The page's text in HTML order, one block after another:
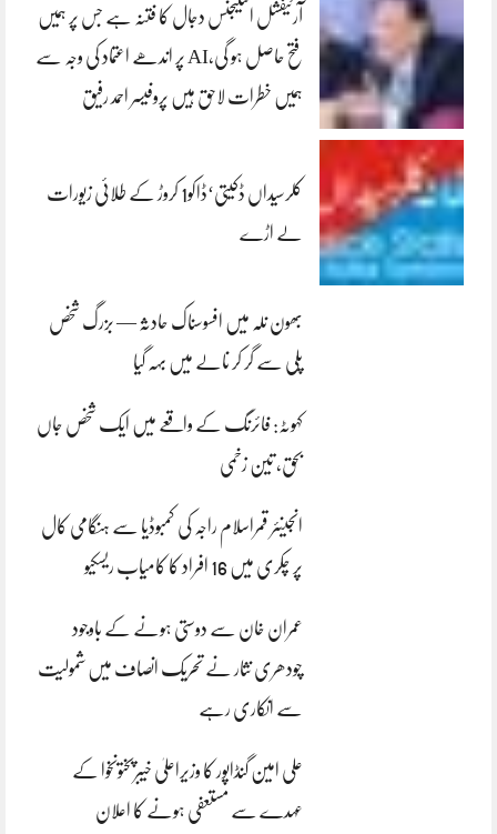
آرٹیفشل انٹلیجنس دجال کا فتنہ ہے جس پر ہمیں
فتح حاصل ہو گی،AI پر اندھے اعتماد کی وجہ سے
ہمیں خطرات لاحق ہیں پروفیسر احمد رفیق
کلرسیداں ڈکیتی‘ڈاکو1 کروڑ کے طلائی زیورات
لے اڑے
بھون نلہ میں افسوسناک حادثہ — بزرگ شخص
پلی سے گر کر نالے میں بہہ گیا
کہوٹہ: فائرنگ کے واقعے میں ایک شخص جاں
بحق، تین زخمی
انجینئر قمراسلام راجہ کی کمبوڈیا سے ہنگامی کال
پر چکری میں 16 افراد کا کامیاب ریسکیو
عمران خان سے دوستی ہونے کے باوجود
چودھری نثار نے تحریک انصاف میں شمولیت
سے انکاری رہے
علی امین گنڈاپور کا وزیراعلیٰ خیبرپختونخوا کے
عہدے سے مستعفی ہونے کا اعلان